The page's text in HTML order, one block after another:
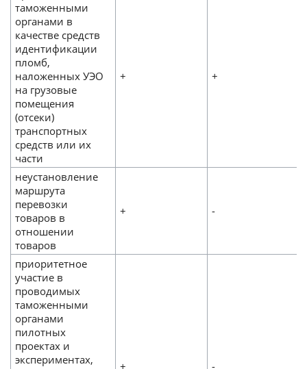
таможенными
органами в
качестве средств
идентификации
пломб,
наложенных УЭО
на грузовые
помещения
(отсеки)
транспортных
средств или их
части
+ +
неустановление
маршрута
перевозки
товаров в
отношении
товаров
+ -
приоритетное
участие в
проводимых
таможенными
органами
пилотных
проектах и
экспериментах,